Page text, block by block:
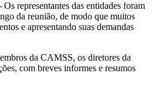
Os representantes das entidades foram
da reunião, de modo que muitos
e apresentando suas demandas
da CAMSS, os diretores da
com breves informes e resumos